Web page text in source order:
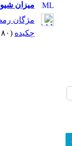
میزان
مژگان
چکیده (۵۶۸۰ مشاهده)